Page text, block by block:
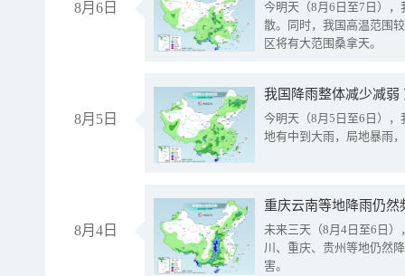
8月6日
今明天（8月6日至7日）
散。同时，我国高温范围
区将有大范围桑拿天。
8月5日
我国降雨整体减少减弱
今明天（8月5日至6日）
地有中到大雨，局地暴雨
8月4日
重庆云南等地降雨仍然
未来三天（8月4日至6日
川、重庆、贵州等地仍然
害。